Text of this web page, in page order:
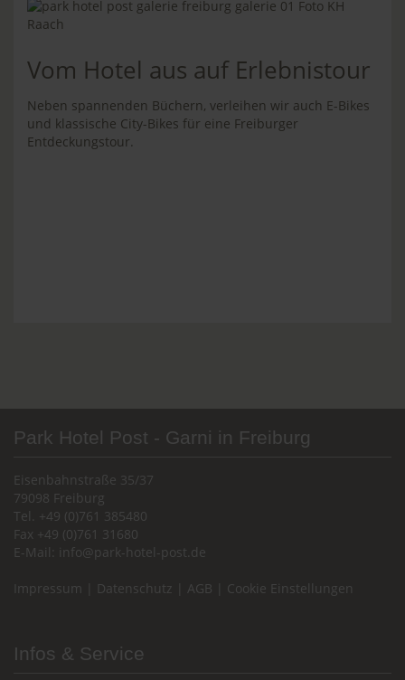
Vom Hotel aus auf Erlebnistour
Neben spannenden Büchern, verleihen wir auch E-Bikes
und klassische City-Bikes für eine Freiburger
Entdeckungstour.
Park Hotel Post - Garni in Freiburg
Eisenbahnstraße 35/37
79098 Freiburg
Tel. +49 (0)761 385480
Fax +49 (0)761 31680
E-Mail:
info@park-hotel-post.de
Impressum Datenschutz AGB Cookie Einstellungen
Infos & Service